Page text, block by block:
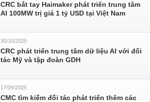
CRC bắt tay Haimaker phát triển trung tâm
AI 100MW trị giá 1 tỷ USD tại Việt Nam
30/10/2025
CRC phát triển trung tâm dữ liệu AI với đối
tác Mỹ và tập đoàn GDH
17/09/2025
CMC tìm kiếm đối tác phát triển thêm các